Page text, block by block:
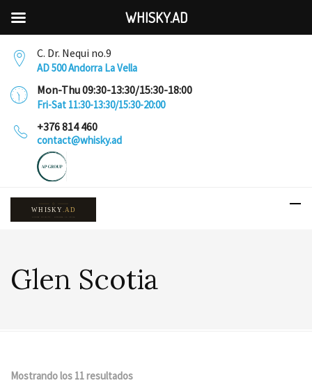
C. Dr. Nequi no.9
AD 500 Andorra La Vella
Mon-Thu 09:30-13:30/15:30-18:00
Fri-Sat 11:30-13:30/15:30-20:00
+376 814 460
contact@whisky.ad
Glen Scotia
Mostrando los 11 resultados
WHISKY.AD